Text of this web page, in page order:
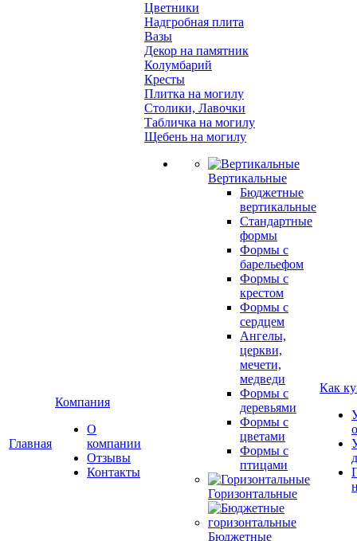
Главная
Компания
О
компании
Отзывы
Контакты
Цветники
Надгробная плита
Вазы
Декор на памятник
Колумбарий
Кресты
Плитка на могилу
Столики, Лавочки
Табличка на могилу
Щебень на могилу
Вертикальные
Бюджетные
вертикальные
Стандартные
формы
Формы с
барельефом
Формы с
крестом
Формы с
сердцем
Ангелы,
церкви,
мечети,
медведи
Формы с
деревьями
Формы с
цветами
Формы с
птицами
Горизонтальные
Бюджетные
Как